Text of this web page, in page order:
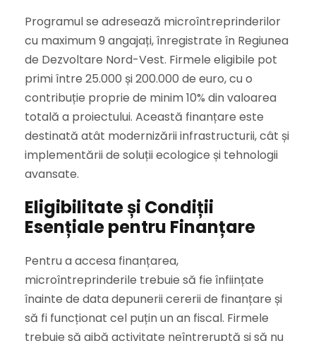
Programul se adresează microîntreprinderilor
cu maximum 9 angajați, înregistrate în Regiunea
de Dezvoltare Nord-Vest. Firmele eligibile pot
primi între 25.000 și 200.000 de euro, cu o
contribuție proprie de minim 10% din valoarea
totală a proiectului. Această finanțare este
destinată atât modernizării infrastructurii, cât și
implementării de soluții ecologice și tehnologii
avansate.
Eligibilitate și Condiții
Esențiale pentru Finanțare
Pentru a accesa finanțarea,
microîntreprinderile trebuie să fie înființate
înainte de data depunerii cererii de finanțare și
să fi funcționat cel puțin un an fiscal. Firmele
trebuie să aibă activitate neîntreruptă și să nu